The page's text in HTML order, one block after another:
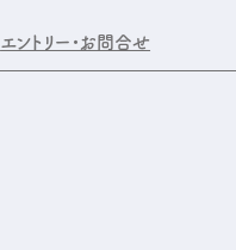
エントリー・お問合せ